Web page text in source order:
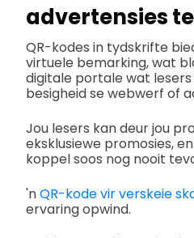
advertensies
QR-kodes in tydskrifte
virtuele bemarking, wat
digitale portale wat
besigheid se webwerf of
Jou lesers kan deur jou
eksklusiewe promosies,
koppel soos nog nooit
'nQR-kode vir verskeie
ervaring opwind.